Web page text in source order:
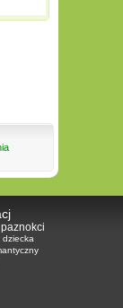
paznokci
dziecka